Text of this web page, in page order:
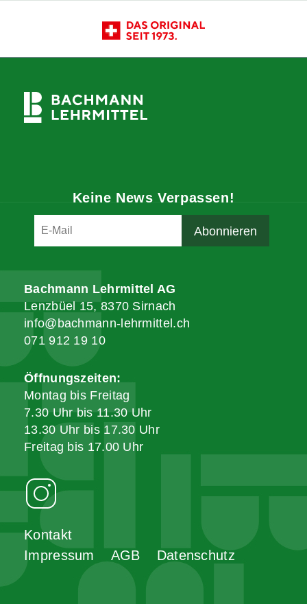
Keine News Verpassen!
Kontakt
Impressum
AGB Datenschutz
Bachmann Lehrmittel AG
Lenzbüel 15, 8370 Sirnach
info@bachmann-lehrmittel.ch
071 912 19 10
Öffnungszeiten:
Montag bis Freitag
7.30 Uhr bis 11.30 Uhr
13.30 Uhr bis 17.30 Uhr
Freitag bis 17.00 Uhr